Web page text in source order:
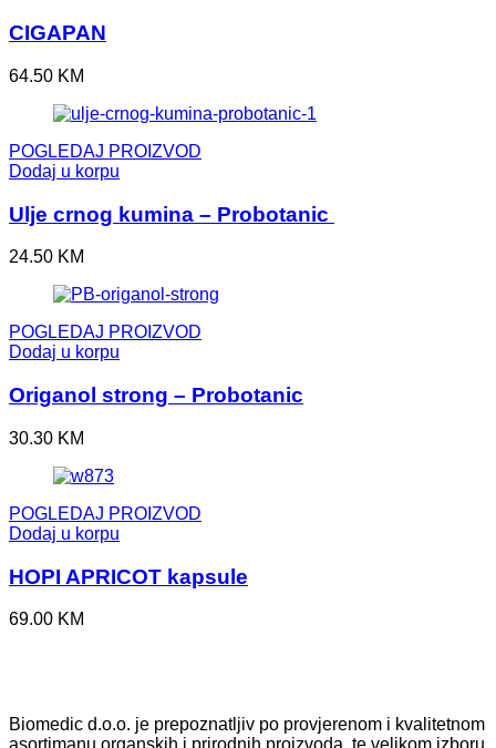
CIGAPAN
64.50 KM
POGLEDAJ PROIZVOD
Dodaj u korpu
Ulje crnog kumina – Probotanic
24.50 KM
POGLEDAJ PROIZVOD
Dodaj u korpu
Origanol strong – Probotanic
30.30 KM
POGLEDAJ PROIZVOD
Dodaj u korpu
HOPI APRICOT kapsule
69.00 KM
Biomedic d.o.o. je prepoznatljiv po provjerenom i kvalitetnom